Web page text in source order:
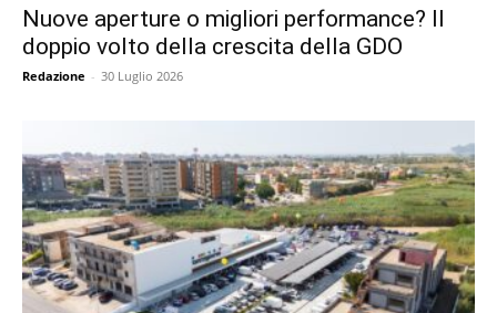
Nuove aperture o migliori performance? Il
doppio volto della crescita della GDO
Redazione - 30 Luglio 2026